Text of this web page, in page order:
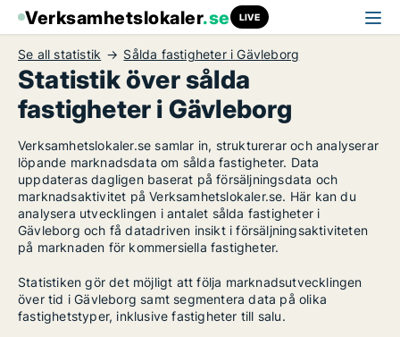
Verksamhetslokaler.se LIVE
Se all statistik Sålda fastigheter i Gävleborg
Statistik över sålda
fastigheter i Gävleborg
Verksamhetslokaler.se samlar in, strukturerar och analyserar
löpande marknadsdata om sålda fastigheter. Data
uppdateras dagligen baserat på försäljningsdata och
marknadsaktivitet på Verksamhetslokaler.se. Här kan du
analysera utvecklingen i antalet sålda fastigheter i
Gävleborg och få datadriven insikt i försäljningsaktiviteten
på marknaden för kommersiella fastigheter.
Statistiken gör det möjligt att följa marknadsutvecklingen
över tid i Gävleborg samt segmentera data på olika
fastighetstyper, inklusive fastigheter till salu.